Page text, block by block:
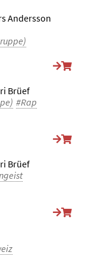
Andersson
Brüef
#Rap
Brüef